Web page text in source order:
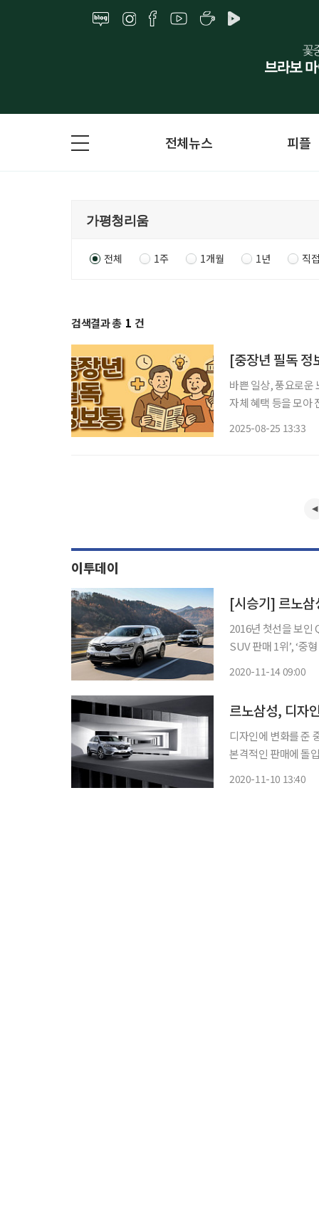
전체뉴스 피플
전체 1주 1개월 1년 직
검색결과 총 1 건
바쁜 일상, 풍요로운
자체 혜택 등을 모아 전달 드립니다. 중장년 세대에게
2025-08-25 13:33
이투데이
[시승기] 르노
2016년 첫선을 보인
SUV 판매 1위’, ‘중
2020-11-14 09:00
디자인에 변화를 준
본격적인 판매에 돌입했다. 김태준 르노삼성차 영업마케팅 본부장은
2020-11-10 13:40